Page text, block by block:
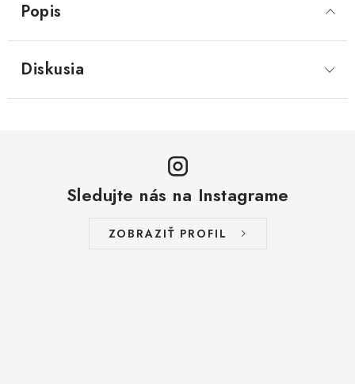
Popis
Diskusia
Sledujte nás na Instagrame
ZOBRAZIŤ PROFIL